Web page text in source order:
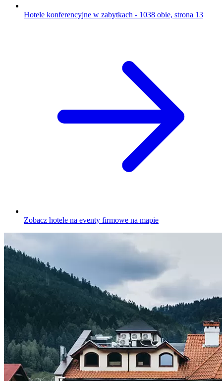
Hotele konferencyjne w zabytkach - 1038 obie, strona 13
Zobacz hotele na eventy firmowe na mapie